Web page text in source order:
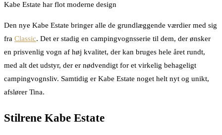
Kabe Estate har flot moderne design
Den nye Kabe Estate bringer alle de grundlæggende værdier med sig
fra Classic. Det er stadig en campingvognsserie til dem, der ønsker
en prisvenlig vogn af høj kvalitet, der kan bruges hele året rundt,
med alt det udstyr, der er nødvendigt for et virkelig behageligt
campingvognsliv. Samtidig er Kabe Estate noget helt nyt og unikt,
afslører Tina.
Stilrene Kabe Estate